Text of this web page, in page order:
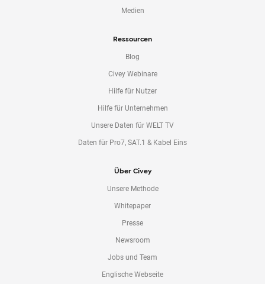
Medien
Ressourcen
Blog
Civey Webinare
Hilfe für Nutzer
Hilfe für Unternehmen
Unsere Daten für WELT TV
Daten für Pro7, SAT.1 & Kabel Eins
Über Civey
Unsere Methode
Whitepaper
Presse
Newsroom
Jobs und Team
Englische Webseite